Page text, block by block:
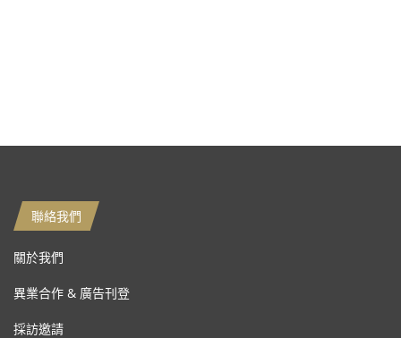
聯絡我們
關於我們
異業合作 & 廣告刊登
採訪邀請